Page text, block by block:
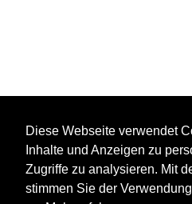
Diese Webseite verwendet
Inhalte und Anzeigen zu
Zugriffe zu analysieren. Mit
stimmen Sie der